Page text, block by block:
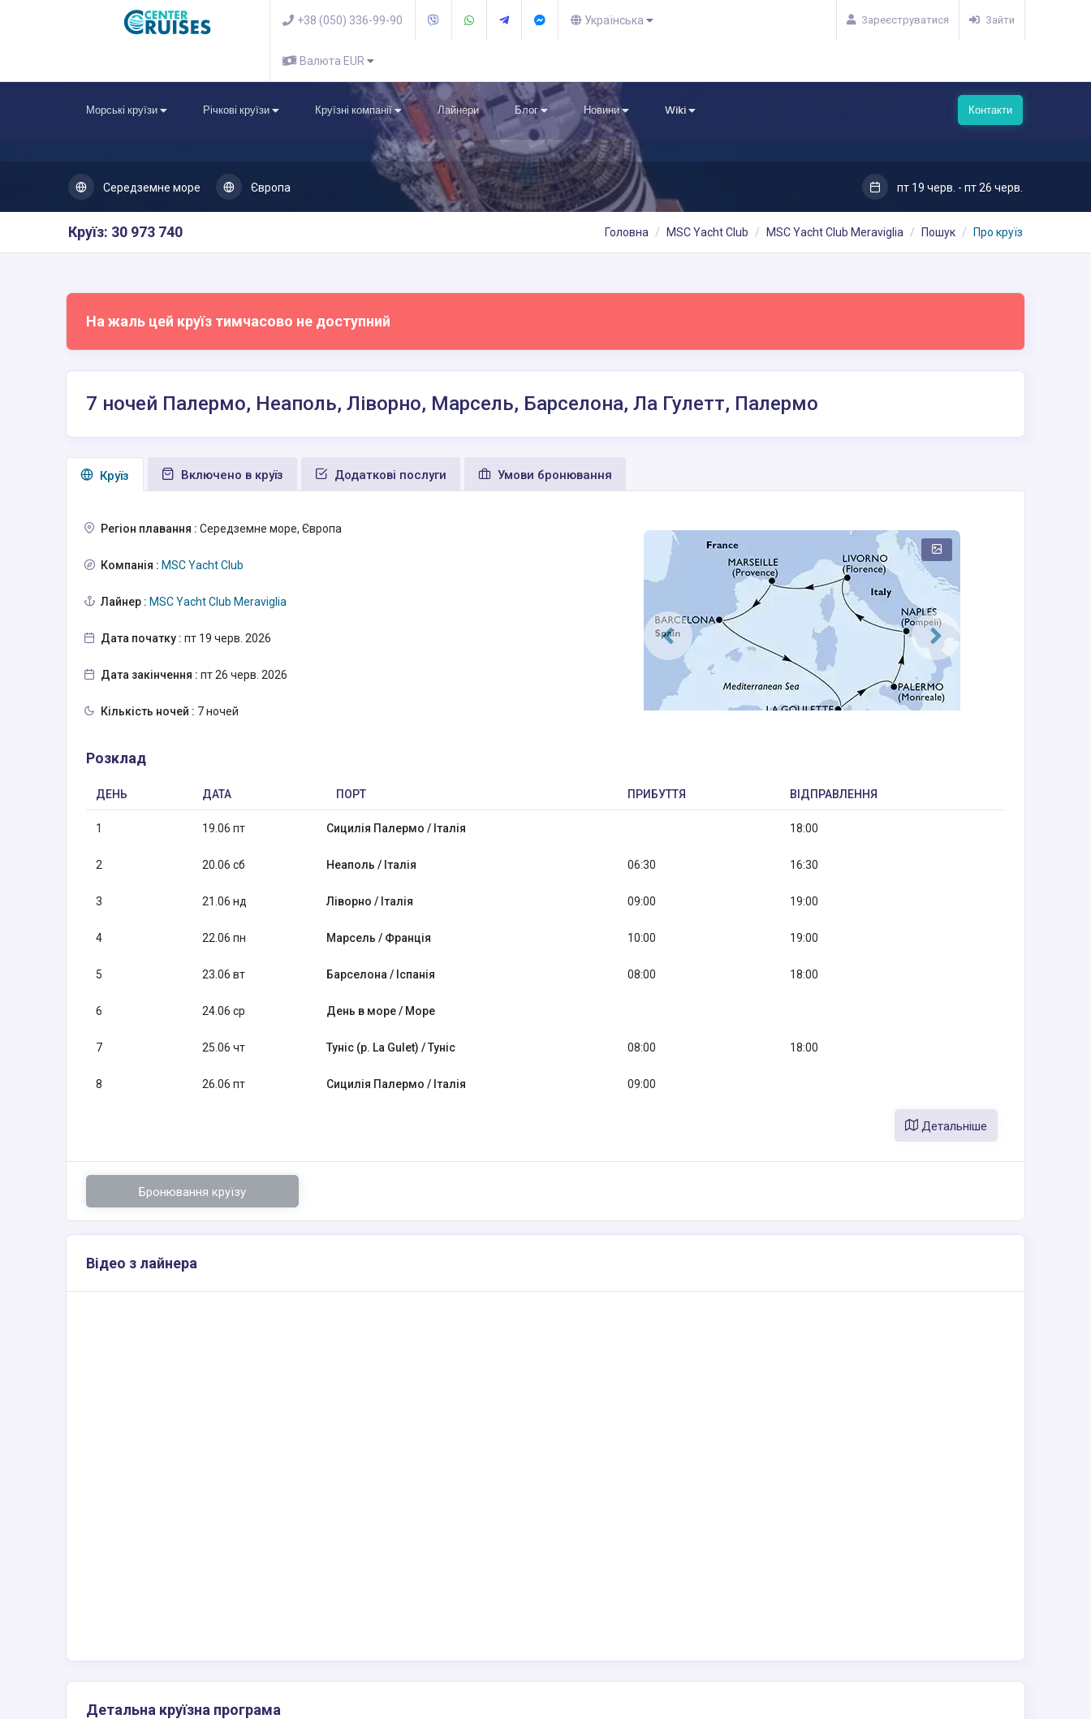
+38 (050) 336-99-90 Українська
Валюта EUR
Зареєструватися Зайти
Морські круїзи Річкові круїзи Круїзні компанії Лайнери Блог Новини Wiki Контакти
Середземне море Європа пт 19 черв. - пт 26 черв.
Круїз: 30 973 740 Головна MSC Yacht Club MSC Yacht Club Meraviglia Пошук Про круїз
На жаль цей круїз тимчасово не доступний
7 ночей Палермо, Неаполь, Ліворно, Марсель, Барселона, Ла Гулетт, Палермо
Круїз Включено в круїз Додаткові послуги Умови бронювання
Регіон плавання : Середземне море, Європа
Компанія : MSC Yacht Club
Лайнер : MSC Yacht Club Meraviglia
Дата початку : пт 19 черв. 2026
Дата закінчення : пт 26 черв. 2026
Кількість ночей : 7 ночей
Розклад
ДЕНЬ ДАТА ПОРТ ПРИБУТТЯ ВІДПРАВЛЕННЯ
1 19.06 пт Сицилія Палермо / Італія 18:00
2 20.06 сб Неаполь / Італія 06:30 16:30
3 21.06 нд Ліворно / Італія 09:00 19:00
4 22.06 пн Марсель / Франція 10:00 19:00
5 23.06 вт Барселона / Іспанія 08:00 18:00
6 24.06 ср День в море / Море
7 25.06 чт Туніс (р. La Gulet) / Туніс 08:00 18:00
8 26.06 пт Сицилія Палермо / Італія 09:00
Детальніше
Бронювання круїзу
Відео з лайнера
Детальна круїзна програма